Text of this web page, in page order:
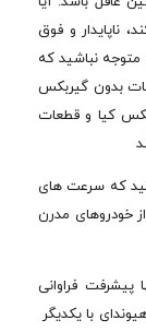
ناپایدار و فوق
متوجه نباشید که
بدون گیربکس
کیا و قطعات
که سرعت های
خودروهای مدرن
فراوانی
با یکدیگر